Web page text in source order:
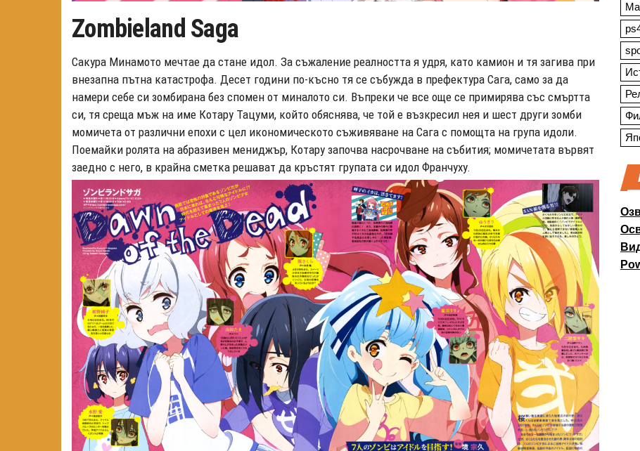
Zombieland Saga
Сакура Минамото мечтае да стане идол. За съжаление реалността я удря, като камион и тя загива при
внезапна пътна катастрофа. Десет години по-късно тя се събужда в префектура Сага, само за да
намери себе си зомбирана без спомен от миналото си. Въпреки че все още се примирява със смъртта
си, тя среща мъж на име Котару Тацуми, който обяснява, че той е възкресил нея и шест други зомби
момичета от различни епохи с цел икономическото съживяване на Сага с помощта на група идоли.
Поемайки ролята на абразивен мениджър, Котару започва насрочване на събития; момичетата вървят
заедно с него, в крайна сметка решават да кръстят групата си идол Франчуху.